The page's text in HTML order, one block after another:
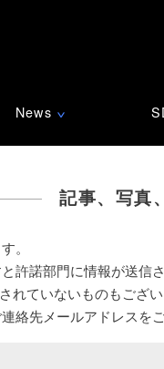
News ∨
記事、写真
。
許諾部門に情報が送信
れていないものもござ
絡先メールアドレスを